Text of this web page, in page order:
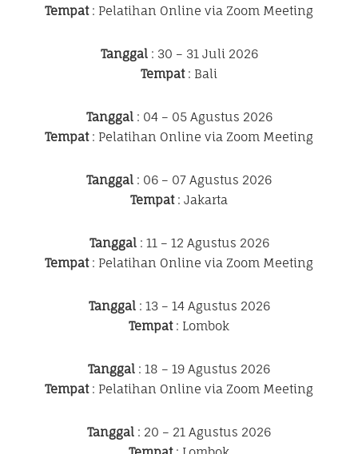
Tempat: Pelatihan Online via Zoom Meeting
Tanggal: 30 – 31 Juli 2026
Tempat: Bali
Tanggal: 04 – 05 Agustus 2026
Tempat: Pelatihan Online via Zoom Meeting
Tanggal : 06 – 07 Agustus 2026
Tempat: Jakarta
Tanggal: 11 – 12 Agustus 2026
Tempat: Pelatihan Online via Zoom Meeting
Tanggal: 13 – 14 Agustus 2026
Tempat: Lombok
Tanggal : 18 – 19 Agustus 2026
Tempat: Pelatihan Online via Zoom Meeting
Tanggal : 20 – 21 Agustus 2026